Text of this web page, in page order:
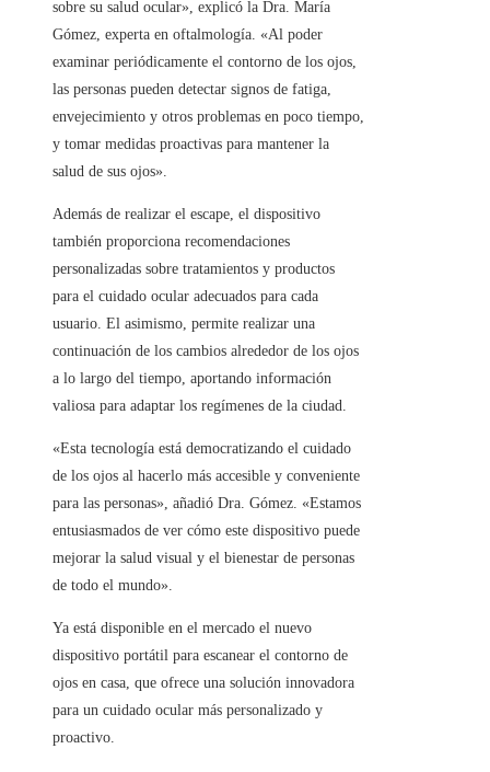
sobre su salud ocular», explicó la Dra. María
Gómez, experta en oftalmología. «Al poder
examinar periódicamente el contorno de los ojos,
las personas pueden detectar signos de fatiga,
envejecimiento y otros problemas en poco tiempo,
y tomar medidas proactivas para mantener la
salud de sus ojos».
Además de realizar el escape, el dispositivo
también proporciona recomendaciones
personalizadas sobre tratamientos y productos
para el cuidado ocular adecuados para cada
usuario. El asimismo, permite realizar una
continuación de los cambios alrededor de los ojos
a lo largo del tiempo, aportando información
valiosa para adaptar los regímenes de la ciudad.
«Esta tecnología está democratizando el cuidado
de los ojos al hacerlo más accesible y conveniente
para las personas», añadió Dra. Gómez. «Estamos
entusiasmados de ver cómo este dispositivo puede
mejorar la salud visual y el bienestar de personas
de todo el mundo».
Ya está disponible en el mercado el nuevo
dispositivo portátil para escanear el contorno de
ojos en casa, que ofrece una solución innovadora
para un cuidado ocular más personalizado y
proactivo.